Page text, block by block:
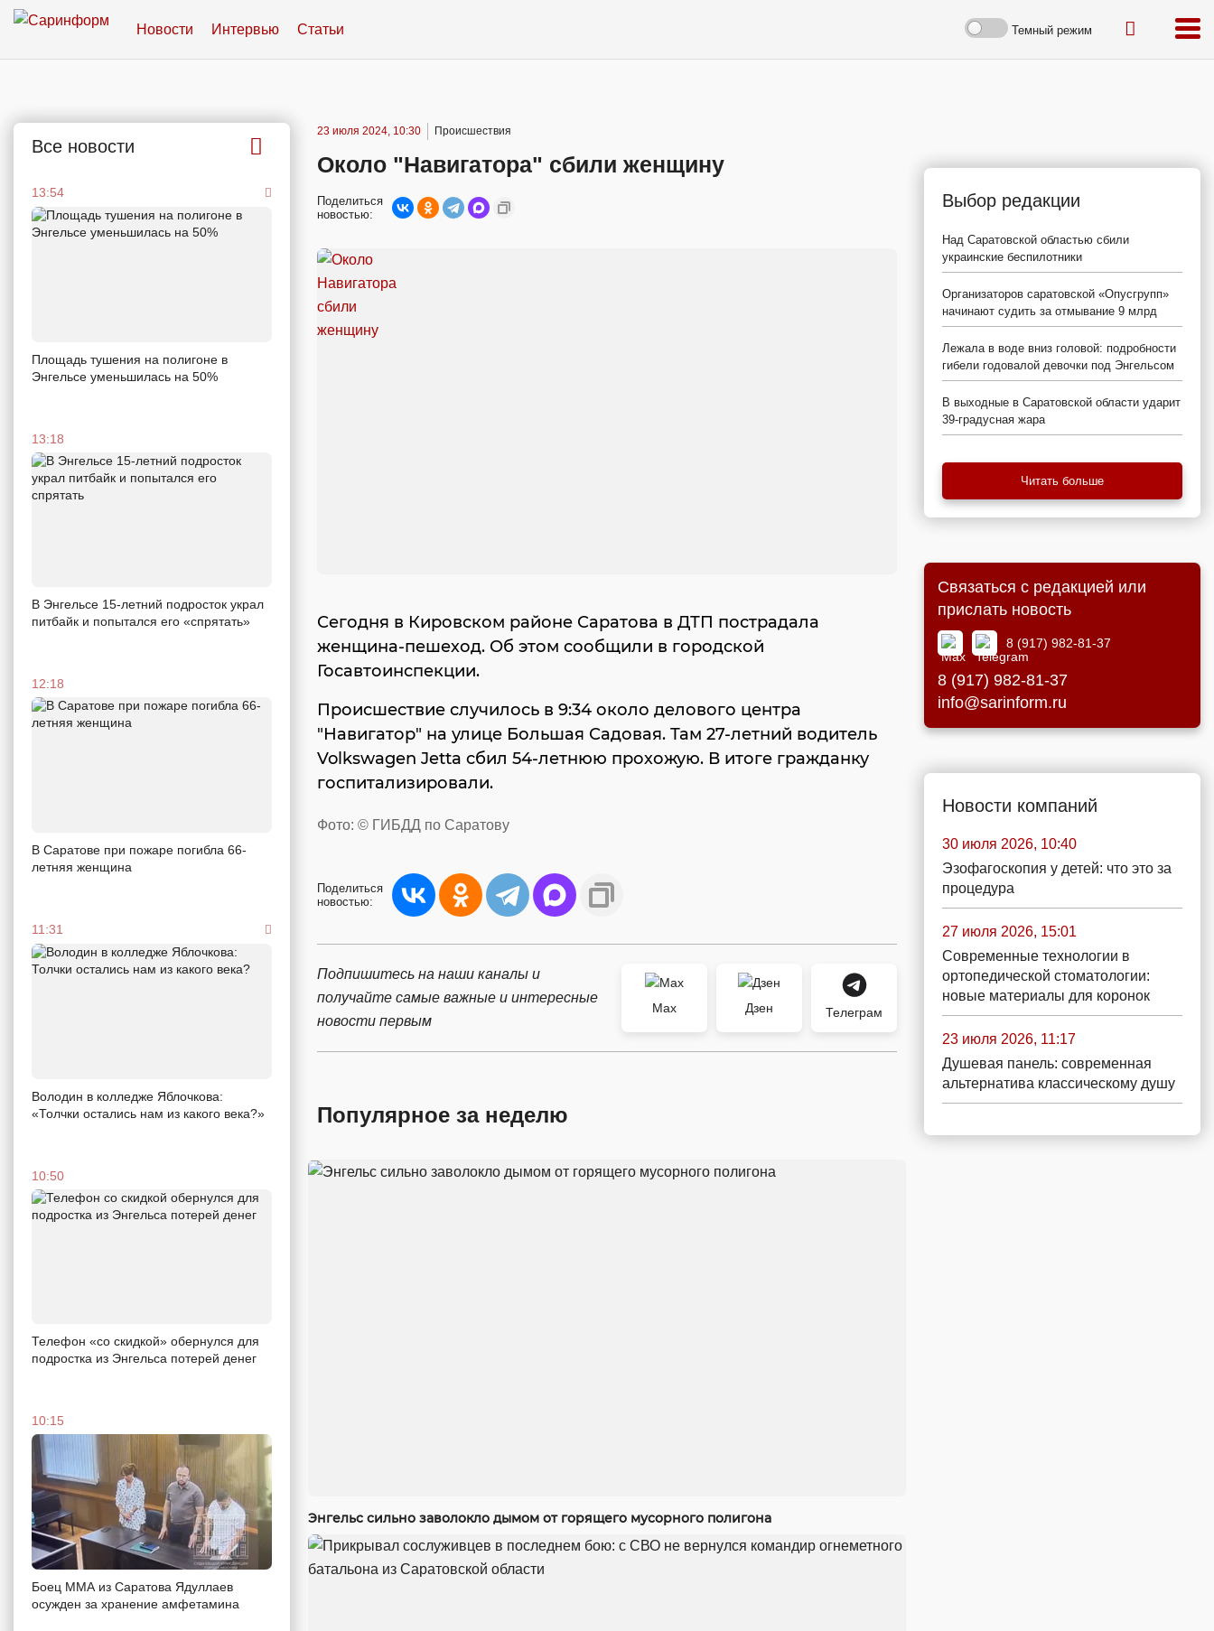
Новости Интервью Статьи Темный режим
Все новости
13:54
Площадь тушения на полигоне в
Энгельсе уменьшилась на 50%
13:18
В Энгельсе 15-летний подросток украл
питбайк и попытался его «спрятать»
12:18
В Саратове при пожаре погибла 66-
летняя женщина
11:31
Володин в колледже Яблочкова:
«Толчки остались нам из какого века?»
10:50
Телефон «со скидкой» обернулся для
подростка из Энгельса потерей денег
10:15
Боец ММА из Саратова Ядуллаев
осужден за хранение амфетамина
23 июля 2024, 10:30 Происшествия
Около "Навигатора" сбили женщину
Поделиться
новостью:
Сегодня в Кировском районе Саратова в ДТП пострадала
женщина-пешеход. Об этом сообщили в городской
Госавтоинспекции.
Происшествие случилось в 9:34 около делового центра
"Навигатор" на улице Большая Садовая. Там 27-летний водитель
Volkswagen Jetta сбил 54-летнюю прохожую. В итоге гражданку
госпитализировали.
Фото: © ГИБДД по Саратову
Поделиться
новостью:
Подпишитесь на наши каналы и
получайте самые важные и интересные
новости первым
Max Дзен Телеграм
Популярное за неделю
Энгельс сильно заволокло дымом от горящего мусорного полигона
Выбор редакции
Над Саратовской областью сбили
украинские беспилотники
Организаторов саратовской «Опусгрупп»
начинают судить за отмывание 9 млрд
Лежала в воде вниз головой: подробности
гибели годовалой девочки под Энгельсом
В выходные в Саратовской области ударит
39-градусная жара
Читать больше
Связаться с редакцией или
прислать новость
8 (917) 982-81-37
8 (917) 982-81-37
info@sarinform.ru
Новости компаний
30 июля 2026, 10:40
Эзофагоскопия у детей: что это за
процедура
27 июля 2026, 15:01
Современные технологии в
ортопедической стоматологии:
новые материалы для коронок
23 июля 2026, 11:17
Душевая панель: современная
альтернатива классическому душу